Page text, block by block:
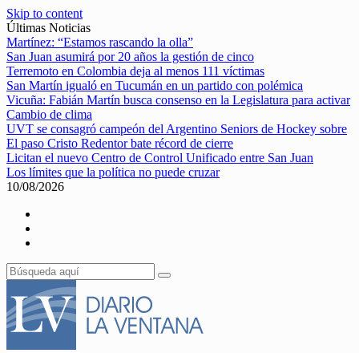
Skip to content
Últimas Noticias
Martínez: “Estamos rascando la olla”
San Juan asumirá por 20 años la gestión de cinco
Terremoto en Colombia deja al menos 111 víctimas
San Martín igualó en Tucumán en un partido con polémica
Vicuña: Fabián Martín busca consenso en la Legislatura para activar
Cambio de clima
UVT se consagró campeón del Argentino Seniors de Hockey sobre
El paso Cristo Redentor bate récord de cierre
Licitan el nuevo Centro de Control Unificado entre San Juan
Los límites que la política no puede cruzar
10/08/2026